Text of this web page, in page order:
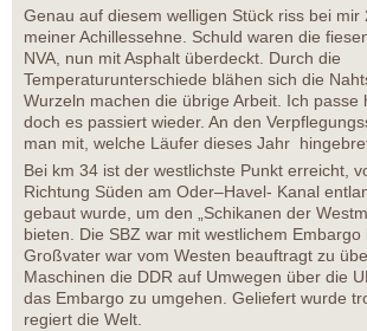
Genau auf diesem welligen Stück riss bei mir
meiner Achillessehne. Schuld waren die
NVA, nun mit Asphalt überdeckt. Durch die
Temperaturunterschiede blähen sich die
Wurzeln machen die übrige Arbeit. Ich passe
doch es passiert wieder. An den
man mit, welche Läufer dieses Jahr
Bei km 34 ist der westlichste Punkt erreicht,
Richtung Süden am Oder–Havel- Kanal
gebaut wurde, um den „Schikanen der
bieten. Die SBZ war mit westlichem Embargo
Großvater war vom Westen beauftragt zu
Maschinen die DDR auf Umwegen über die
das Embargo zu umgehen. Geliefert wurde
regiert die Welt.